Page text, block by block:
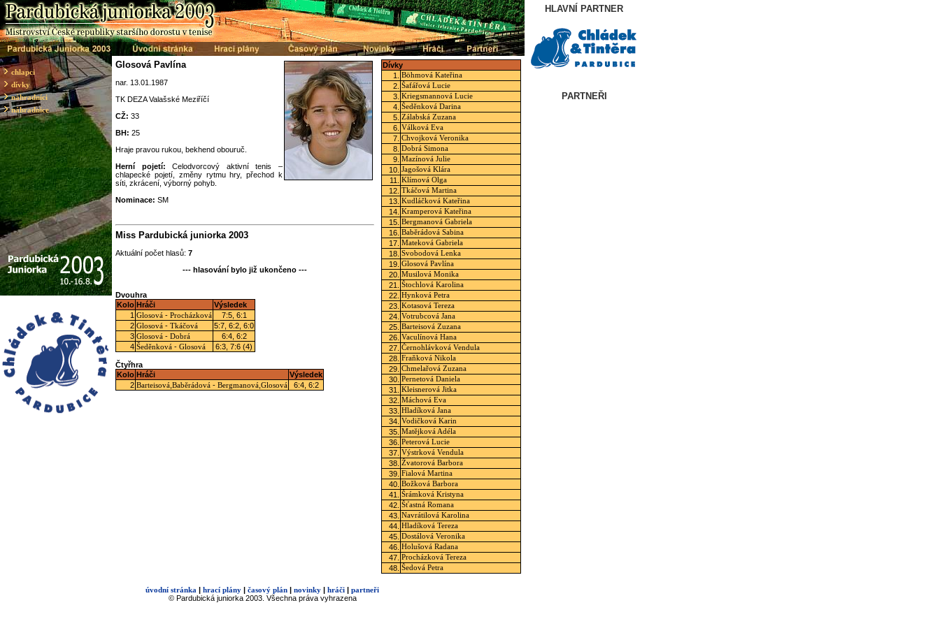
chlapci
dívky
náhradníci
náhradnice
Glosová Pavlína
nar. 13.01.1987
TK DEZA Valašské Meziříčí
CŽ: 33
BH: 25
Hraje pravou rukou, bekhend obouruč.
Herní pojetí:Celodvorcový aktivní tenis –
chlapecké pojetí, změny rytmu hry, přechod k
síti, zkrácení, výborný pohyb.
Nominace: SM
Miss Pardubická juniorka 2003
Aktuální počet hlasů: 7
--- hlasování bylo již ukončeno ---
Dvouhra
Kolo Hráči
Výsledek
1 Glosová - Procházková
7:5, 6:1
2 Glosová - Tkáčová
5:7, 6:2, 6:0
3 Glosová - Dobrá
6:4, 6:2
4 Šeděnková - Glosová 6:3, 7:6 (4)
Čtyřhra
Kolo Hráči
Výsledek
2 Barteisová Baběrádová - Bergmanová Glosová 6:4, 6:2
Dívky
1.
Böhmová Kateřina
2. Šafářová Lucie
3. Kriegsmannová Lucie
4. Šeděnková Darina
5. Zálabská Zuzana
6. Válková Eva
7. Chvojková Veronika
8. Dobrá Simona
9. Mazínová Julie
10. Jagošová Klára
11. Klímová Olga
12. Tkáčová Martina
13. Kudláčková Kateřina
14. Kramperová Kateřina
15. Bergmanová Gabriela
16. Baběrádová Sabina
17. Mateková Gabriela
18. Svobodová Lenka
19. Glosová Pavlína
20. Musilová Monika
21. Štochlová Karolina
22. Hynková Petra
23. Kotasová Tereza
24. Votrubcová Jana
25. Barteisová Zuzana
26. Vaculínová Hana
27. Černohlávková Vendula
28. Fraňková Nikola
29. Chmelařová Zuzana
30. Pernetová Daniela
31. Kleisnerová Jitka
32. Máchová Eva
33. Hladíková Jana
34. Vodičková Karin
35. Matějková Adéla
36. Peterová Lucie
37. Výstrková Vendula
38. Žvatorová Barbora
39. Fialová Martina
40. Božková Barbora
41. Šrámková Kristyna
42. Šťastná Romana
43. Navrátilová Karolina
44. Hladíková Tereza
45. Dostálová Veronika
46. Holušová Radana
47. Procházková Tereza
48. Šedová Petra
úvodní stránka | hrací plány | časový plán | novinky | hráči | partneři
© Pardubická juniorka 2003. Všechna práva vyhrazena
HLAVNÍ PARTNER
PARTNEŘI